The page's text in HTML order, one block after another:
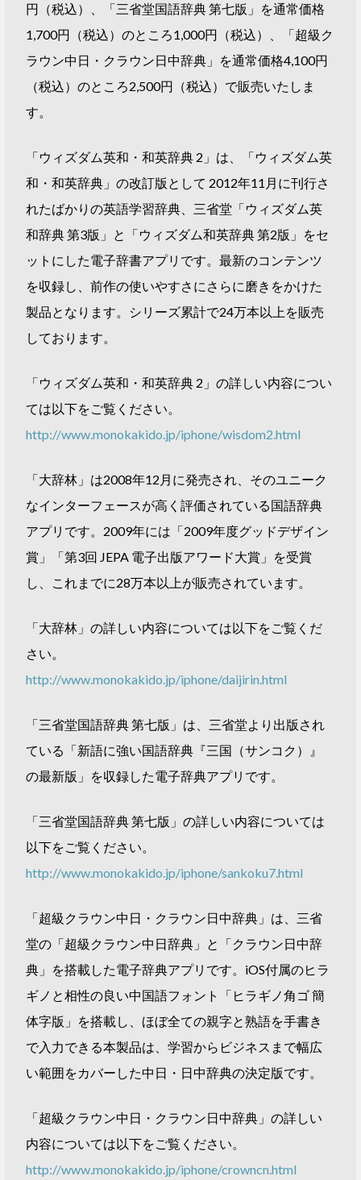
円（税込）、「三省堂国語辞典 第七版」を通常価格
1,700円（税込）のところ1,000円（税込）、「超級ク
ラウン中日・クラウン日中辞典」を通常価格4,100円
（税込）のところ2,500円（税込）で販売いたしま
す。
「ウィズダム英和・和英辞典 2」は、「ウィズダム英
和・和英辞典」の改訂版として 2012年11月に刊行さ
れたばかりの英語学習辞典、三省堂「ウィズダム英
和辞典 第3版」と「ウィズダム和英辞典 第2版」をセ
ットにした電子辞書アプリです。最新のコンテンツ
を収録し、前作の使いやすさにさらに磨きをかけた
製品となります。シリーズ累計で24万本以上を販売
しております。
「ウィズダム英和・和英辞典 2」の詳しい内容につい
ては以下をご覧ください。
http://www.monokakido.jp/iphone/wisdom2.html
「大辞林」は2008年12月に発売され、そのユニーク
なインターフェースが高く評価されている国語辞典
アプリです。2009年には「2009年度グッドデザイン
賞」「第3回 JEPA 電子出版アワード大賞」を受賞
し、これまでに28万本以上が販売されています。
「大辞林」の詳しい内容については以下をご覧くだ
さい。
http://www.monokakido.jp/iphone/daijirin.html
「三省堂国語辞典 第七版」は、三省堂より出版され
ている「新語に強い国語辞典『三国（サンコク）』
の最新版」を収録した電子辞典アプリです。
「三省堂国語辞典 第七版」の詳しい内容については
以下をご覧ください。
http://www.monokakido.jp/iphone/sankoku7.html
「超級クラウン中日・クラウン日中辞典」は、三省
堂の「超級クラウン中日辞典」と「クラウン日中辞
典」を搭載した電子辞典アプリです。iOS付属のヒラ
ギノと相性の良い中国語フォント「ヒラギノ角ゴ 簡
体字版」を搭載し、ほぼ全ての親字と熟語を手書き
で入力できる本製品は、学習からビジネスまで幅広
い範囲をカバーした中日・日中辞典の決定版です。
「超級クラウン中日・クラウン日中辞典」の詳しい
内容については以下をご覧ください。
http://www.monokakido.jp/iphone/crowncn.html